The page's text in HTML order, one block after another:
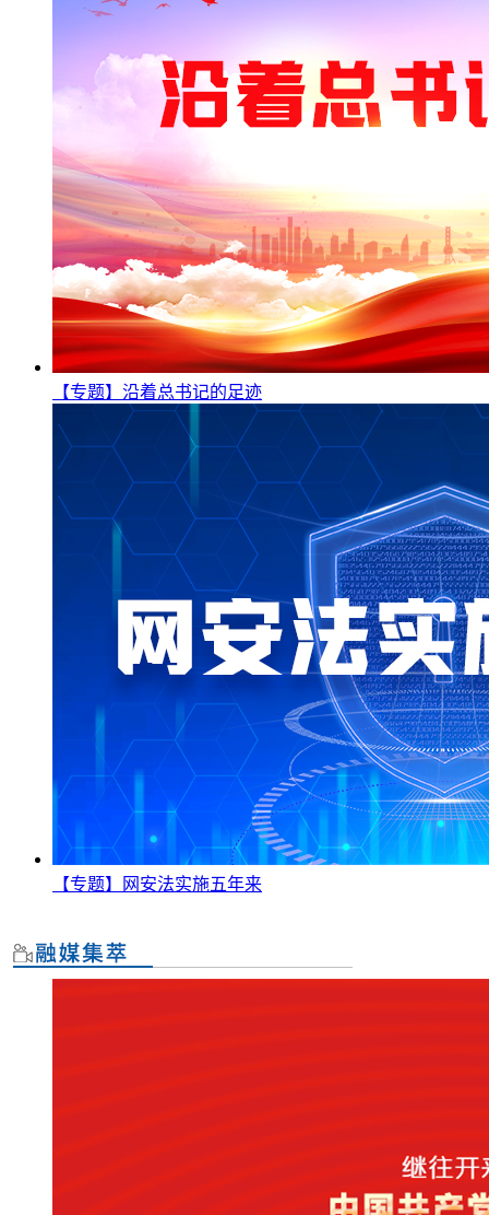
【专题】沿着总书记的足迹
【专题】网安法实施五年来